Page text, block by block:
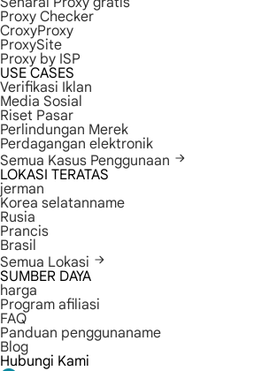
Proxy Checker
CroxyProxy
ProxySite
Proxy by ISP
USE CASES
Verifikasi Iklan
Media Sosial
Riset Pasar
Perlindungan Merek
Perdagangan elektronik
Semua Kasus Penggunaan
LOKASI TERATAS
jerman
Korea selatanname
Rusia
Prancis
Brasil
Semua Lokasi
SUMBER DAYA
harga
Program afiliasi
FAQ
Panduan penggunaname
Blog
Hubungi Kami